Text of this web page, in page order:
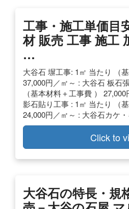
工事・施工単価目
材 販売 工事 施工
…
大谷石 塀工事: 1㎡ 当たり （
37,000円／㎡～ : 大谷石 板石
（基本材料＋工事費 ）
影石貼り工事 : 1㎡ 当たり （
24,000円／㎡～ : 大谷石カケ
Click to
大谷石の特長・規